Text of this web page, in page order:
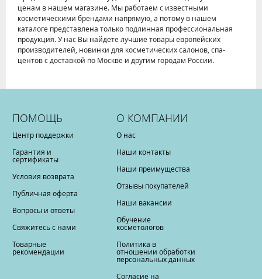
ценам в нашем магазине. Мы работаем с известными
косметическими брендами напрямую, а потому в нашем
каталоге представлена только подлинная профессиональная
продукция. У нас Вы найдете лучшие товары европейских
производителей, новинки для косметических салонов, спа-
центов с доставкой по Москве и другим городам России.
ПОМОЩЬ
Центр поддержки
Гарантия и
сертификаты
Условия возврата
Публичная оферта
Вопросы и ответы
Свяжитесь с нами
Товарные
рекомендации
О КОМПАНИИ
О нас
Наши контакты
Наши преимущества
Отзывы покупателей
Наши вакансии
Обучение
косметологов
Политика в
отношении обработки
персональных данных
Согласие на